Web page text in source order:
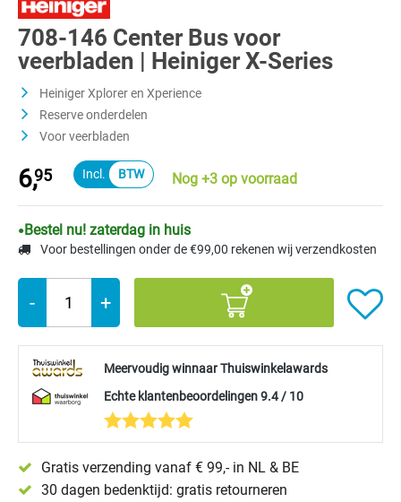
708-146 Center Bus voor
veerbladen | Heiniger X-Series
Heiniger Xplorer en Xperience
Reserve onderdelen
Voor veerbladen
6,95 Nog +3 op voorraad
Bestel nu! zaterdag in huis
Voor bestellingen onder de €99,00 rekenen wij verzendkosten
- +
Meervoudig winnaar Thuiswinkelawards
Echte klantenbeoordelingen 9.4 / 10
Gratis verzending vanaf € 99,- in NL & BE
30 dagen bedenktijd: gratis retourneren